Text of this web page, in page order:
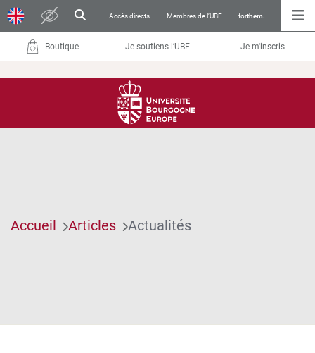
Accès directs Membres de l’UBE forthem.
Boutique Je soutiens l’UBE Je m'inscris
Accueil Articles Actualités